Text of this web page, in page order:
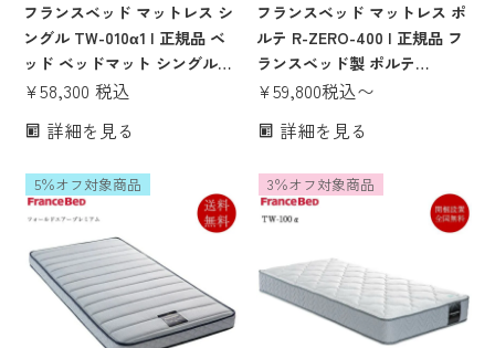
ッド ベッドマット ベッドマットレス
ベットマット フランスベット 日本製
フランスベッド マットレス シ
ングル TW-010α1 | 正規品 ベ
ッド ベッドマット シングルマ
ットレス シングルベッドマッ
イズ tw-010α 1 硬め 固め ハー
ベット マット ベッドマットレ
ス 97×195
¥58,300 税込
詳細を見る
梱包だから搬入もしやすい！腰をしっ
かりと支えてくれるスプリングマット
フランスベッド マットレス ポ
ルテ R-ZERO-400 | 正規品 フ
ランスベッド製 ポルテ
POLUTE 圧縮梱包 ベッド マッ
グル セミダブル ダブル シング
ブルベッド 抗菌 防臭 防ダニ
シングルマットレス ダブルマ
¥59,800税込〜
詳細を見る
5％オフ対象商品 3％オフ対象商品